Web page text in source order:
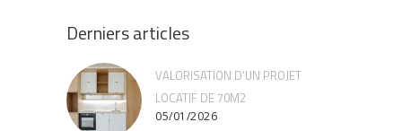
Derniers articles
VALORISATION D’UN PROJET
LOCATIF DE 70M2
05/01/2026